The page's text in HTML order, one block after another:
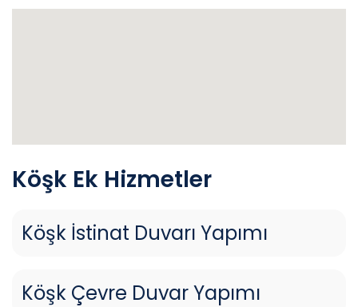
Köşk Ek Hizmetler
Köşk İstinat Duvarı Yapımı
Köşk Çevre Duvar Yapımı